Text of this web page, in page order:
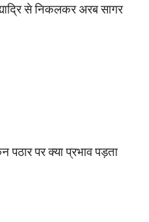
से निकलकर अरब सागर
पठार पर क्या प्रभाव पड़ता